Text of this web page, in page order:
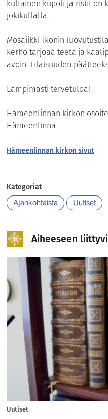
kultainen kupoli ja ristit on
jokikullalla.
Mosaiikki-ikonin
kerho tarjoaa teetä ja
avoin. Tilaisuuden
Lämpimästi tervetuloa!
Hämeenlinnan kirkon
Hämeenlinna
Hämeenlinnan kirkon sivut
Kategoriat
Ajankohtaista Uutiset
Aiheeseen
Uutiset